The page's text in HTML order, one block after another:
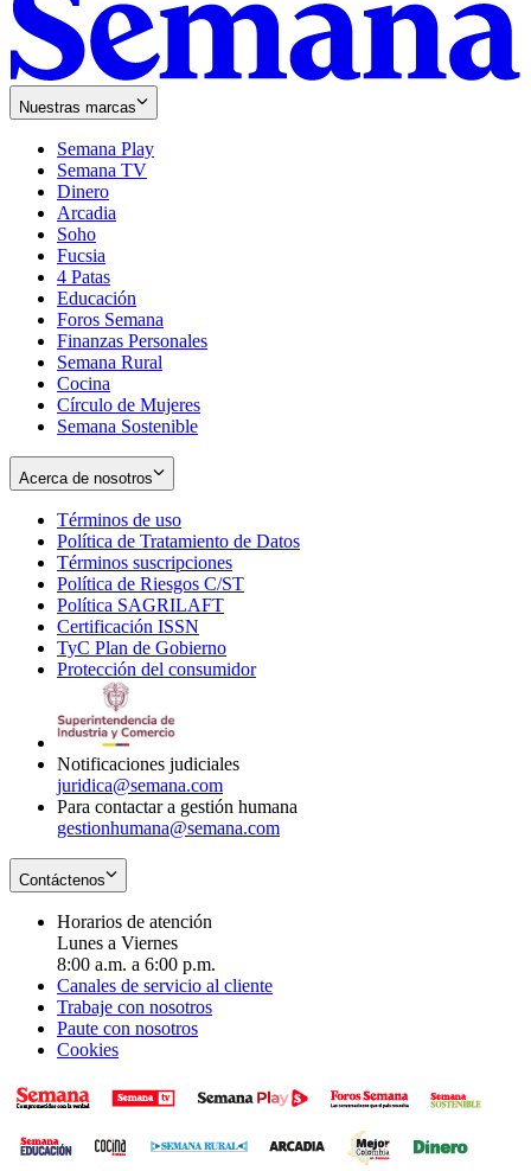
Nuestras marcas
Semana Play
Semana TV
Dinero
Arcadia
Soho
in
new
window
Fucsia
in
new
window
4 Patas
Educación
Foros Semana
Finanzas Personales
Semana Rural
Cocina
Círculo de Mujeres
Semana Sostenible
Acerca de nosotros
Términos de uso
in
new
window
Política de Tratamiento de Datos
Términos suscripciones
in
Política de Riesgos C/ST
Política SAGRILAFT
new
window
Certificación ISSN
in
new
TyC Plan de Gobierno
in
Protección del consumidorOpens
Notificaciones judiciales
juridica@semana.com
Para contactar a gestión humana
gestionhumana@semana.com
Contáctenos
Horarios de atención
Lunes a Viernes
8:00 a.m. a 6:00 p.m.
Canales de servicio al cliente
Trabaje con nosotros
Paute con nosotros
Cookies